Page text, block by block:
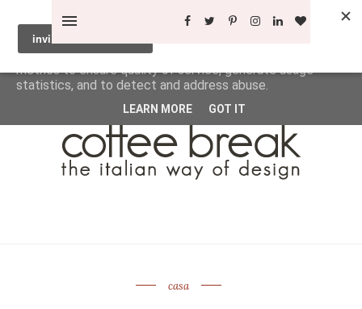
casa
This site uses cookies from Google to deliver its services
and to analyze traffic. Your IP address and user-agent are
shared with Google along with performance and security
metrics to ensure quality of service, generate usage
statistics, and to detect and address abuse.
LEARN MORE GOT IT